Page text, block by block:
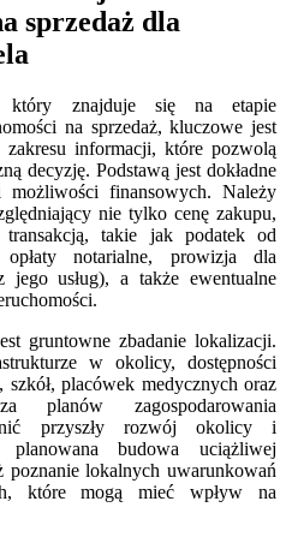
sprzedaż dla
który znajduje się na etapie
na sprzedaż, kluczowe jest
zakresu informacji, które pozwolą
decyzję. Podstawą jest dokładne
możliwości finansowych. Należy
nie tylko cenę zakupu,
takie jak podatek od
notarialne, prowizja dla
jego usług), a także ewentualne
gruntowne zbadanie lokalizacji.
w okolicy, dostępności
placówek medycznych oraz
planów zagospodarowania
przyszły rozwój okolicy i
planowana budowa uciążliwej
lokalnych uwarunkowań
które mogą mieć wpływ na